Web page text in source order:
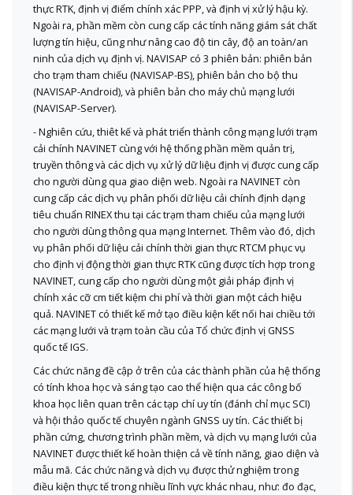
thực RTK, định vị điểm chính xác PPP, và định vị xử lý hậu kỳ.
Ngoài ra, phần mềm còn cung cấp các tính năng giám sát chất
lượng tín hiệu, cũng như nâng cao độ tin cây, độ an toàn/an
ninh của dịch vụ định vị. NAVISAP có 3 phiên bản: phiên bản
cho trạm tham chiếu (NAVISAP-BS), phiên bản cho bộ thu
(NAVISAP-Android), và phiên bản cho máy chủ mạng lưới
(NAVISAP-Server).
- Nghiên cứu, thiêt kế và phát triển thành công mạng lưới trạm
cải chính NAVINET cùng với hệ thống phần mềm quản trị,
truyền thông và các dịch vụ xử lý dữ liệu định vị được cung cấp
cho người dùng qua giao diện web. Ngoài ra NAVINET còn
cung cấp các dịch vụ phân phối dữ liệu cải chính định dạng
tiêu chuẩn RINEX thu tại các trạm tham chiếu của mạng lưới
cho người dùng thông qua mạng Internet. Thêm vào đó, dịch
vụ phân phối dữ liệu cải chính thời gian thực RTCM phục vụ
cho định vị động thời gian thực RTK cũng được tích hợp trong
NAVINET, cung cấp cho người dùng một giải pháp định vị
chính xác cỡ cm tiết kiệm chi phí và thời gian một cách hiệu
quả. NAVINET có thiết kế mở tạo điều kiện kết nối hai chiều tới
các mạng lưới và trạm toàn cầu của Tổ chức định vị GNSS
quốc tế IGS.
Các chức năng đề cập ở trên của các thành phần của hệ thống
có tính khoa học và sáng tạo cao thể hiện qua các công bố
khoa học liên quan trên các tạp chí uy tín (đánh chỉ mục SCI)
và hội thảo quốc tế chuyên ngành GNSS uy tín. Các thiết bị
phần cứng, chương trình phần mềm, và dịch vụ mạng lưới của
NAVINET được thiết kế hoàn thiện cả về tính năng, giao diện và
mẫu mã. Các chức năng và dịch vụ được thử nghiệm trong
điều kiện thực tế trong nhiều lĩnh vực khác nhau, như: đo đạc,